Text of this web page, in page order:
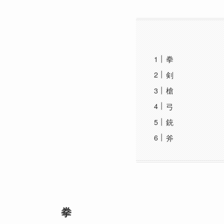
拳
剣
槍
弓
銃
斧
拳